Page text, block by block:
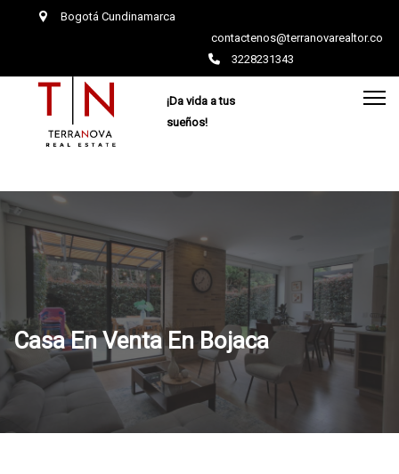
Bogotá Cundinamarca
contactenos@terranovarealtor.co
3228231343
¡Da vida a tus
sueños!
Casa En Venta En Bojaca